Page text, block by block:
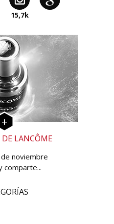
15,7k
LANCÔME
noviembre
comparte...